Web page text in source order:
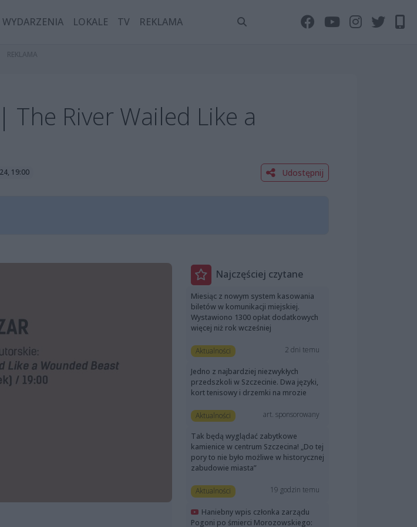
WYDARZENIA LOKALE TV REKLAMA
River Wailed Like a
19:00 Udostępnij
Najczęściej czytane
Miesiąc z nowym system kasowania
biletów w komunikacji miejskiej.
Wystawiono 1300 opłat dodatkowych
więcej niż rok wcześniej
Aktualności 2 dni temu
Jedno z najbardziej niezwykłych
przedszkoli w Szczecinie. Dwa języki,
kort tenisowy i drzemki na mrozie
Aktualności art. sponsorowany
Tak będą wyglądać zabytkowe
kamienice w centrum Szczecina! „Do tej
pory to nie było możliwe w historycznej
zabudowie miasta”
Aktualności 19 godzin temu
Haniebny wpis członka zarządu
Pogoni po śmierci Morozowskiego: